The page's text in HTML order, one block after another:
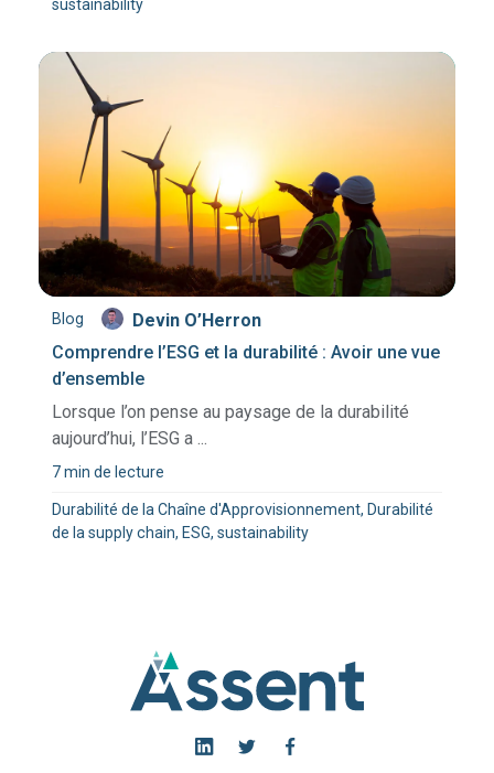
sustainability
Blog
Devin O’Herron
Comprendre l’ESG et la durabilité : Avoir une vue
d’ensemble
Lorsque l’on pense au paysage de la durabilité
aujourd’hui, l’ESG a ...
7 min de lecture
Durabilité de la Chaîne d'Approvisionnement, Durabilité
de la supply chain, ESG, sustainability